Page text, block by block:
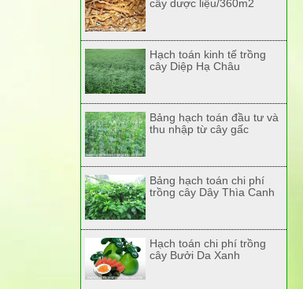
cây dược liệu/360m2
Hạch toán kinh tế trồng
cây Diệp Hạ Châu
Bảng hạch toán đầu tư và
thu nhập từ cây gấc
Bảng hạch toán chi phí
trồng cây Dây Thìa Canh
Hạch toán chi phí trồng
cây Bưởi Da Xanh